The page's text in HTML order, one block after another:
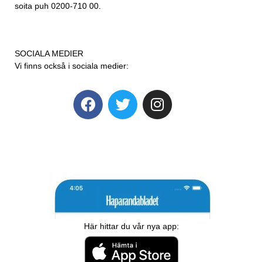
soita puh 0200-710 00.
SOCIALA MEDIER
Vi finns också i sociala medier:
Här hittar du vår nya app: